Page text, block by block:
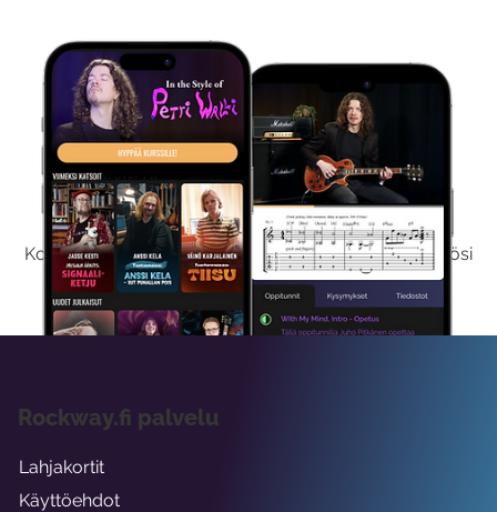
Kokeile Ilmaiseksi
Kokeilemalla ilmaiseksi saat koko sisältömme käyttöösi
viikon ajaksi.
Rockway.fi palvelu
Lahjakortit
Käyttöehdot